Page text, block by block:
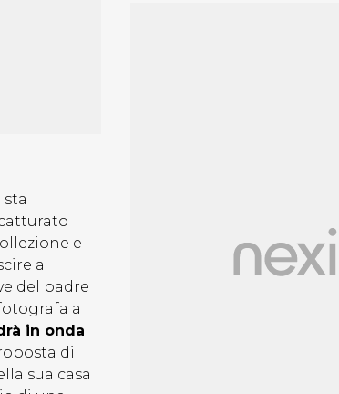
sta
e
a
del padre
a
in onda
di
sua casa